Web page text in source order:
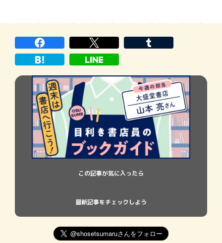
ず。まず、彼のプロフィールをご紹介しまし
ょう。小坂一也（こさか・かずや）
1935（昭和
この記事が気に入ったら
最新記事をチェックしよう